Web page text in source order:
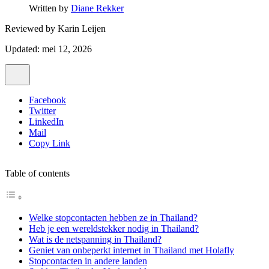
Written by Diane Rekker
Reviewed by Karin Leijen
Updated: mei 12, 2026
Facebook
Twitter
LinkedIn
Mail
Copy Link
Table of contents
Welke stopcontacten hebben ze in Thailand?
Heb je een wereldstekker nodig in Thailand?
Wat is de netspanning in Thailand?
Geniet van onbeperkt internet in Thailand met Holafly
Stopcontacten in andere landen